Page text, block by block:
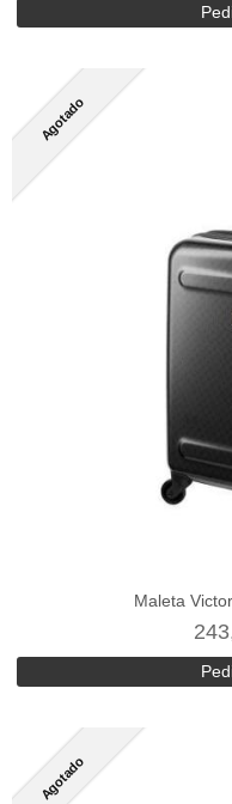
Agotado
Maleta
Agotado